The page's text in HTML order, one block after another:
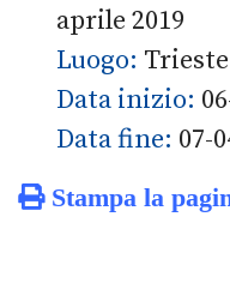
aprile 2019
Luogo: Trieste
Data inizio:
Data fine: 07-
Stampa la